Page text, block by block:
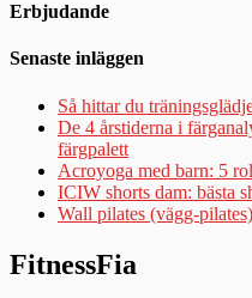
Erbjudande
Senaste inläggen
Så hittar du
De 4 årstiderna i
färgpalett
Acroyoga med barn: 5
ICIW shorts dam: bästa
Wall pilates (vägg-
FitnessFia